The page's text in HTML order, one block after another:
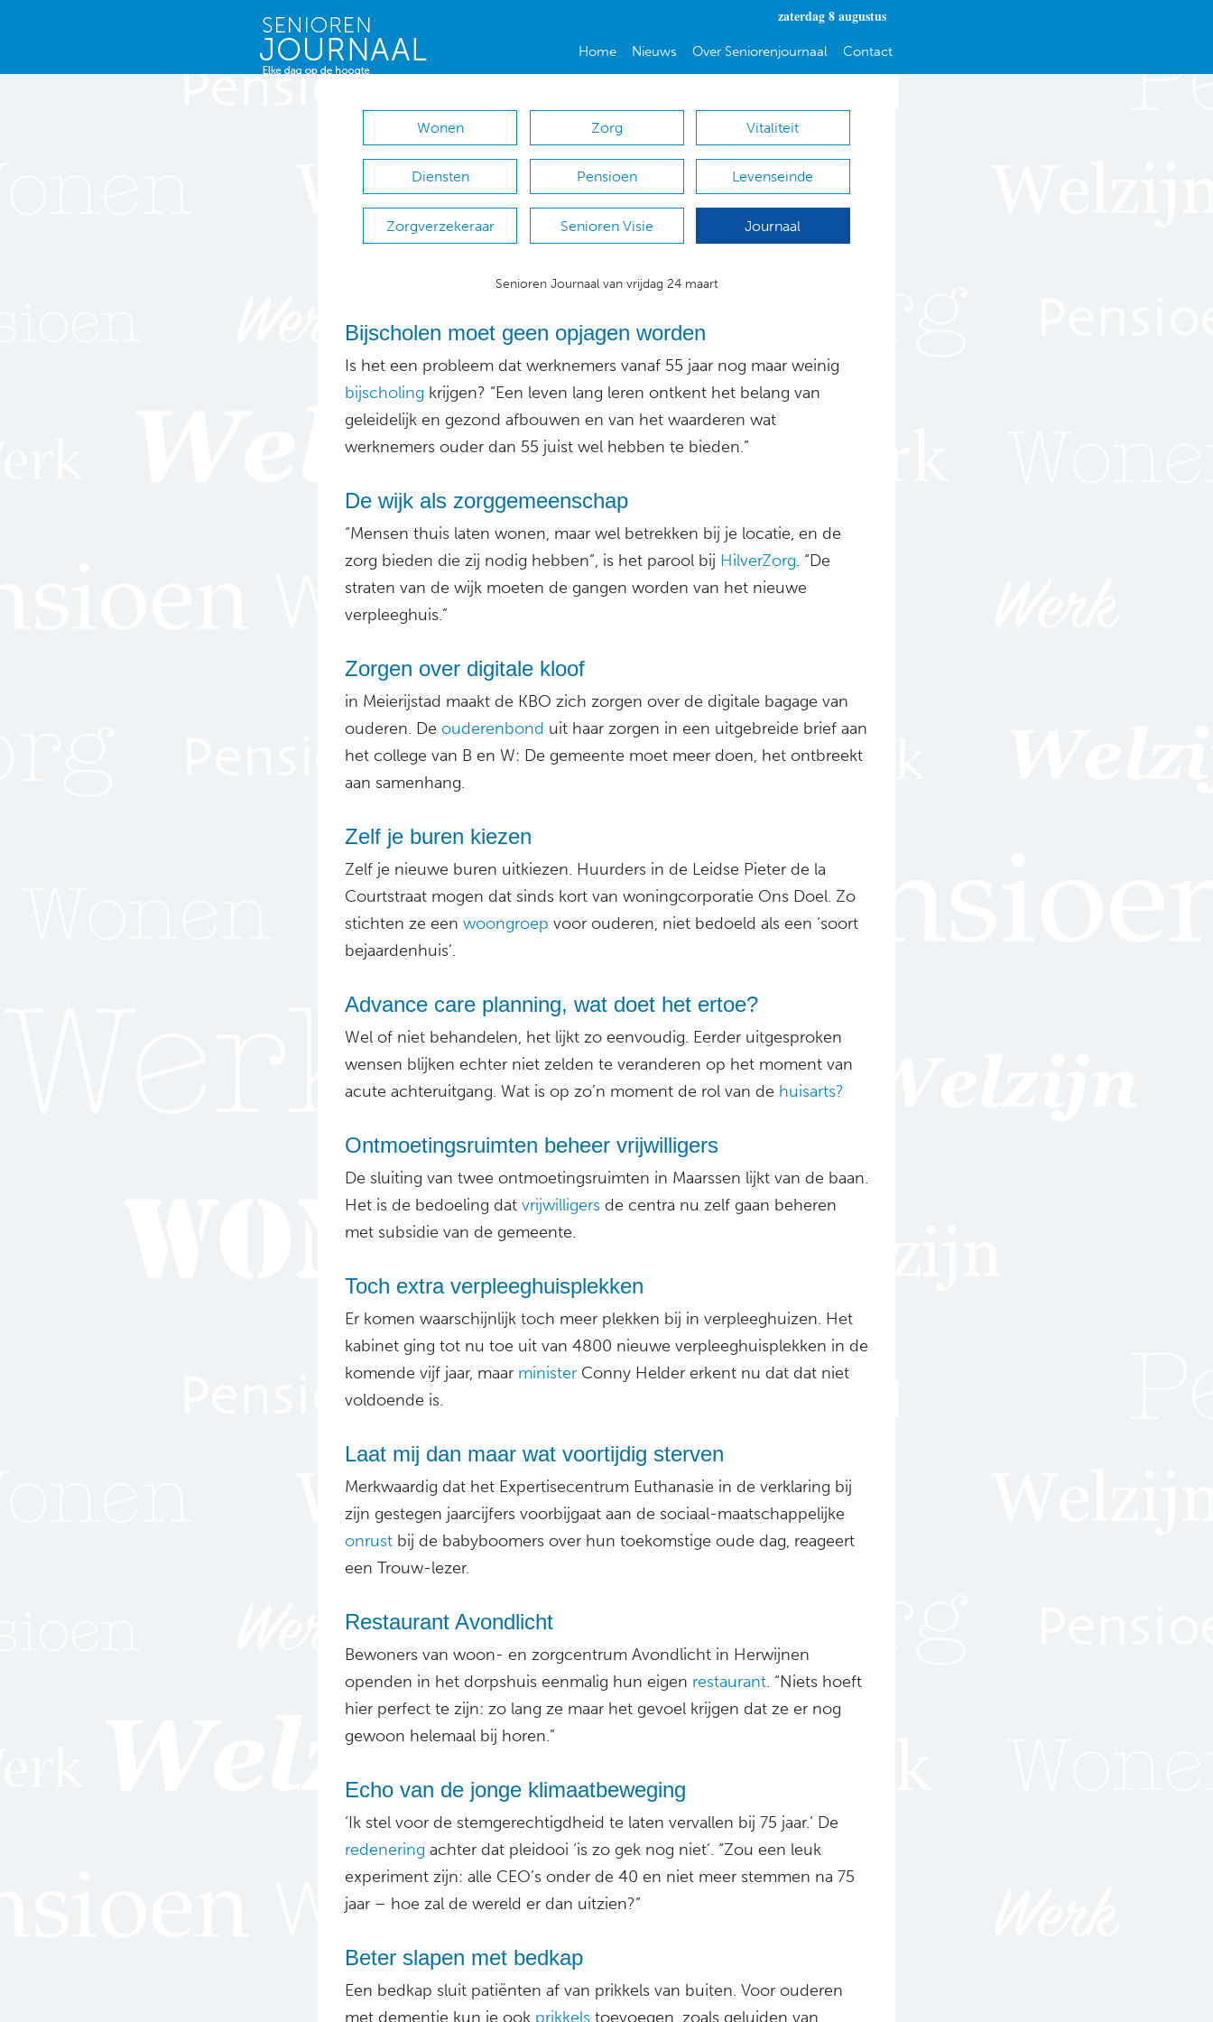
zaterdag 8 augustus
Home Nieuws Over Seniorenjournaal Contact
Wonen Zorg Vitaliteit
Diensten Pensioen Levenseinde
Zorgverzekeraar Senioren Visie Journaal
Senioren Journaal van vrijdag 24 maart
Bijscholen moet geen opjagen worden
Is het een probleem dat werknemers vanaf 55 jaar nog maar weinig
bijscholing krijgen? “Een leven lang leren ontkent het belang van
geleidelijk en gezond afbouwen en van het waarderen wat
werknemers ouder dan 55 juist wel hebben te bieden.”
De wijk als zorggemeenschap
“Mensen thuis laten wonen, maar wel betrekken bij je locatie, en de
zorg bieden die zij nodig hebben”, is het parool bij HilverZorg. “De
straten van de wijk moeten de gangen worden van het nieuwe
verpleeghuis.”
Zorgen over digitale kloof
in Meierijstad maakt de KBO zich zorgen over de digitale bagage van
ouderen. De ouderenbond uit haar zorgen in een uitgebreide brief aan
het college van B en W: De gemeente moet meer doen, het ontbreekt
aan samenhang.
Zelf je buren kiezen
Zelf je nieuwe buren uitkiezen. Huurders in de Leidse Pieter de la
Courtstraat mogen dat sinds kort van woningcorporatie Ons Doel. Zo
stichten ze een woongroep voor ouderen, niet bedoeld als een ‘soort
bejaardenhuis’.
Advance care planning, wat doet het ertoe?
Wel of niet behandelen, het lijkt zo eenvoudig. Eerder uitgesproken
wensen blijken echter niet zelden te veranderen op het moment van
acute achteruitgang. Wat is op zo’n moment de rol van de huisarts?
Ontmoetingsruimten beheer vrijwilligers
De sluiting van twee ontmoetingsruimten in Maarssen lijkt van de baan.
Het is de bedoeling dat vrijwilligers de centra nu zelf gaan beheren
met subsidie van de gemeente.
Toch extra verpleeghuisplekken
Er komen waarschijnlijk toch meer plekken bij in verpleeghuizen. Het
kabinet ging tot nu toe uit van 4800 nieuwe verpleeghuisplekken in de
komende vijf jaar, maar minister Conny Helder erkent nu dat dat niet
voldoende is.
Laat mij dan maar wat voortijdig sterven
Merkwaardig dat het Expertisecentrum Euthanasie in de verklaring bij
zijn gestegen jaarcijfers voorbijgaat aan de sociaal-maatschappelijke
onrust bij de babyboomers over hun toekomstige oude dag, reageert
een Trouw-lezer.
Restaurant Avondlicht
Bewoners van woon- en zorgcentrum Avondlicht in Herwijnen
openden in het dorpshuis eenmalig hun eigen restaurant. “Niets hoeft
hier perfect te zijn: zo lang ze maar het gevoel krijgen dat ze er nog
gewoon helemaal bij horen.”
Echo van de jonge klimaatbeweging
‘Ik stel voor de stemgerechtigdheid te laten vervallen bij 75 jaar.’ De
redenering achter dat pleidooi ‘is zo gek nog niet’. “Zou een leuk
experiment zijn: alle CEO’s onder de 40 en niet meer stemmen na 75
jaar – hoe zal de wereld er dan uitzien?”
Beter slapen met bedkap
Een bedkap sluit patiënten af van prikkels van buiten. Voor ouderen
met dementie kun je ook prikkels toevoegen, zoals geluiden van